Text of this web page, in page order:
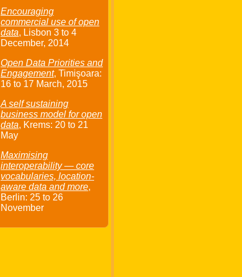
Encouraging
commercial use of open
data, Lisbon 3 to 4
December, 2014
Open Data Priorities and
Engagement, Timişoara:
16 to 17 March, 2015
A self sustaining
business model for open
data, Krems: 20 to 21
May
Maximising
interoperability — core
vocabularies, location-
aware data and more,
Berlin: 25 to 26
November